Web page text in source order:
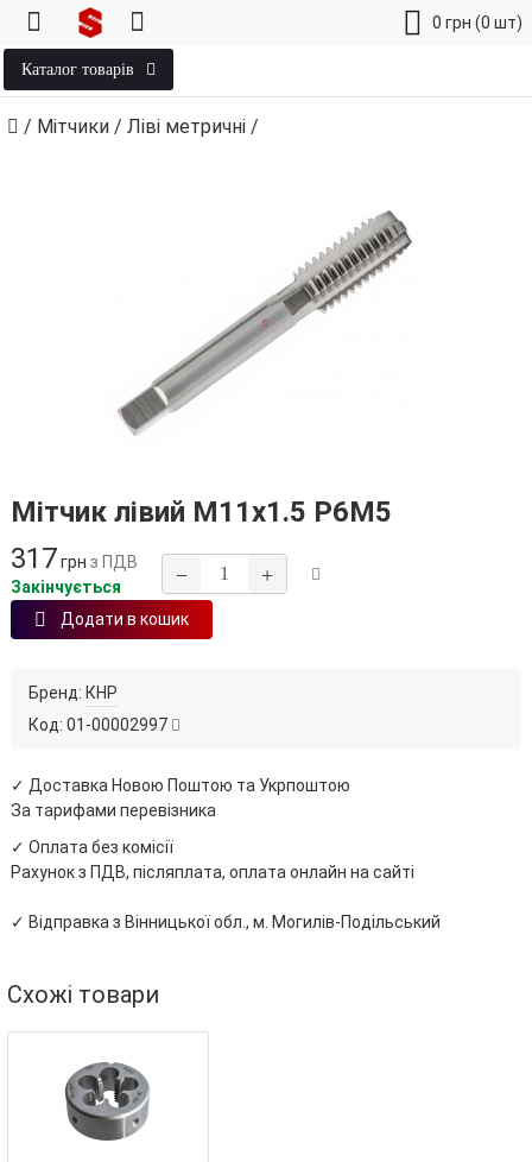
0 грн (0 шт)
Каталог товарів
/ Мітчики / Ліві метричні /
Мітчик лівий М11х1.5 Р6М5
317грн з ПДВ
Закінчується
− +
Додати в кошик
Бренд: КНР
Код: 01-00002997
✓ Доставка Новою Поштою та Укрпоштою
За тарифами перевізника
✓ Оплата без комісії
Рахунок з ПДВ, післяплата, оплата онлайн на сайті
✓ Відправка з Вінницької обл., м. Могилів-Подільський
Схожі товари